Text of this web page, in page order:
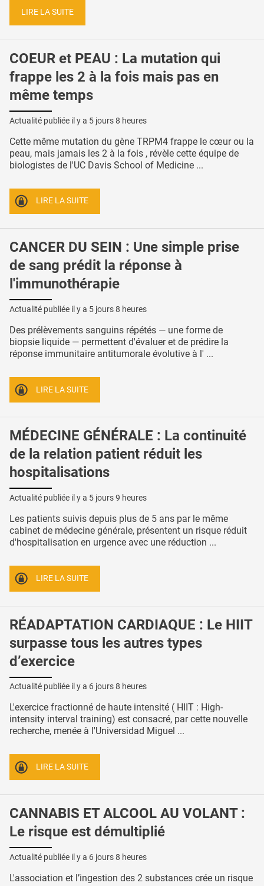
LIRE LA SUITE
COEUR et PEAU : La mutation qui
frappe les 2 à la fois mais pas en
même temps
Actualité publiée il y a 5 jours 8 heures
Cette même mutation du gène TRPM4 frappe le cœur ou la
peau, mais jamais les 2 à la fois , révèle cette équipe de
biologistes de l'UC Davis School of Medicine ...
LIRE LA SUITE
CANCER DU SEIN : Une simple prise
de sang prédit la réponse à
l'immunothérapie
Actualité publiée il y a 5 jours 8 heures
Des prélèvements sanguins répétés — une forme de
biopsie liquide — permettent d'évaluer et de prédire la
réponse immunitaire antitumorale évolutive à l' ...
LIRE LA SUITE
MÉDECINE GÉNÉRALE : La continuité
de la relation patient réduit les
hospitalisations
Actualité publiée il y a 5 jours 9 heures
Les patients suivis depuis plus de 5 ans par le même
cabinet de médecine générale, présentent un risque réduit
d'hospitalisation en urgence avec une réduction ...
LIRE LA SUITE
RÉADAPTATION CARDIAQUE : Le HIIT
surpasse tous les autres types
d’exercice
Actualité publiée il y a 6 jours 8 heures
L'exercice fractionné de haute intensité ( HIIT : High-
intensity interval training) est consacré, par cette nouvelle
recherche, menée à l'Universidad Miguel ...
LIRE LA SUITE
CANNABIS ET ALCOOL AU VOLANT :
Le risque est démultiplié
Actualité publiée il y a 6 jours 8 heures
L'association et l’ingestion des 2 substances crée un risque